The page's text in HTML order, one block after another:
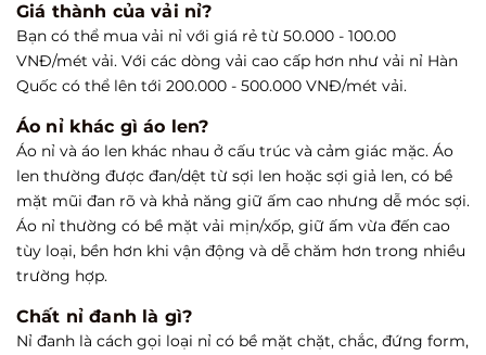
Giá thành của vải nỉ?
Bạn có thể mua vải nỉ với giá rẻ từ 50.000 - 100.00
VNĐ/mét vải. Với các dòng vải cao cấp hơn như vải nỉ Hàn
Quốc có thể lên tới 200.000 - 500.000 VNĐ/mét vải.
Áo nỉ khác gì áo len?
Áo nỉ và áo len khác nhau ở cấu trúc và cảm giác mặc. Áo
len thường được đan/dệt từ sợi len hoặc sợi giả len, có bề
mặt mũi đan rõ và khả năng giữ ấm cao nhưng dễ móc sợi.
Áo nỉ thường có bề mặt vải mịn/xốp, giữ ấm vừa đến cao
tùy loại, bền hơn khi vận động và dễ chăm hơn trong nhiều
trường hợp.
Chất nỉ đanh là gì?
Nỉ đanh là cách gọi loại nỉ có bề mặt chặt, chắc, đứng form,